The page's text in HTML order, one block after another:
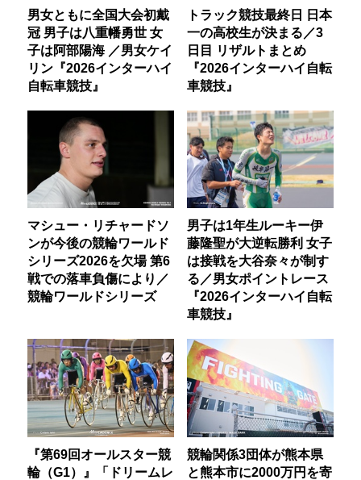
男女ともに全国大会初戴
冠 男子は八重幡勇世 女
子は阿部陽海 ／男女ケイ
リン『2026インターハイ
自転車競技』
トラック競技最終日 日本
一の高校生が決まる／3
日目 リザルトまとめ
『2026インターハイ自転
車競技』
マシュー・リチャードソ
ンが今後の競輪ワールド
シリーズ2026を欠場 第6
戦での落車負傷により／
競輪ワールドシリーズ
男子は1年生ルーキー伊
藤隆聖が大逆転勝利 女子
は接戦を大谷奈々が制す
る／男女ポイントレース
『2026インターハイ自転
車競技』
『第69回オールスター競
輪（G1）』「ドリームレ
競輪関係3団体が熊本県
と熊本市に2000万円を寄